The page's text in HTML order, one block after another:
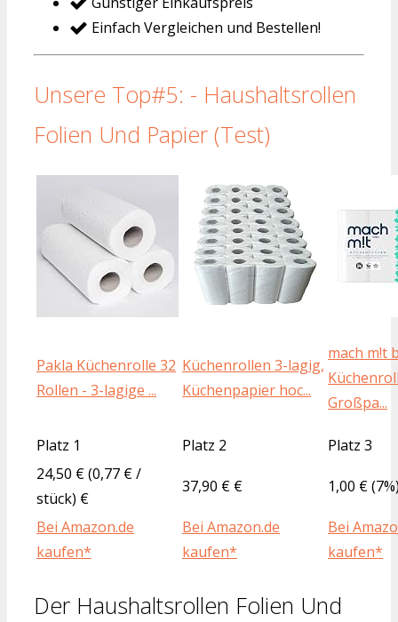
Einfach Vergleichen und Bestellen!
Unsere Top#5: - Haushaltsrollen
Folien Und Papier (Test)
Pakla Küchenrolle 32
Rollen - 3-lagige ...
Küchenrollen 3-lagig,
Küchenpapier hoc...
mach m!t
Großpa...
Platz 1 Platz 2
Platz 3
24,50 € (0,77 € /
stück) €
37,90 € € 1,00 €
Bei Amazon.de
kaufen*
Bei Amazon.de
kaufen*
Bei
kaufen*
Der Haushaltsrollen Folien Und